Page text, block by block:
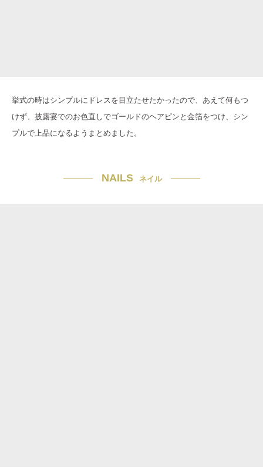
挙式の時はシンプルにドレスを目立たせたかったので、あえて何もつ
けず、披露宴でのお色直しでゴールドのヘアピンと金箔をつけ、シン
プルで上品になるようまとめました。
NAILS ネイル